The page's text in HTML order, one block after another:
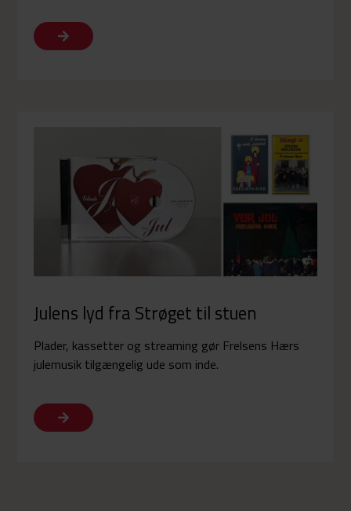
Julens lyd fra Strøget til stuen
Plader, kassetter og streaming gør Frelsens Hærs
julemusik tilgængelig ude som inde.